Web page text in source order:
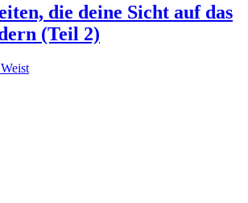
die deine Sicht auf das
(Teil 2)